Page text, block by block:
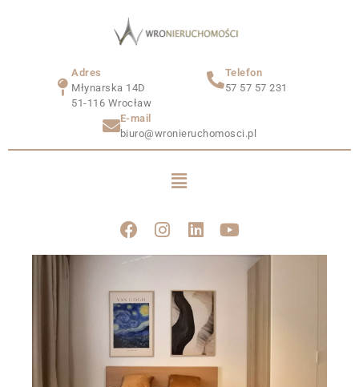
Adres
Młynarska 14D
51-116 Wrocław
Telefon
57 57 57 231
E-mail
biuro@wronieruchomosci.pl